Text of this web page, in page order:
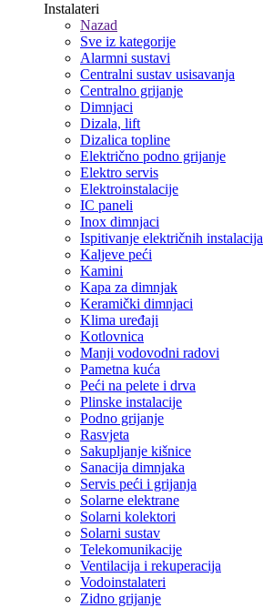
Instalateri
Nazad
Sve iz kategorije
Alarmni sustavi
Centralni sustav usisavanja
Centralno grijanje
Dimnjaci
Dizala, lift
Dizalica topline
Električno podno grijanje
Elektro servis
Elektroinstalacije
IC paneli
Inox dimnjaci
Ispitivanje električnih instalacija
Kaljeve peći
Kamini
Kapa za dimnjak
Keramički dimnjaci
Klima uređaji
Kotlovnica
Manji vodovodni radovi
Pametna kuća
Peći na pelete i drva
Plinske instalacije
Podno grijanje
Rasvjeta
Sakupljanje kišnice
Sanacija dimnjaka
Servis peći i grijanja
Solarne elektrane
Solarni kolektori
Solarni sustav
Telekomunikacije
Ventilacija i rekuperacija
Vodoinstalateri
Zidno grijanje